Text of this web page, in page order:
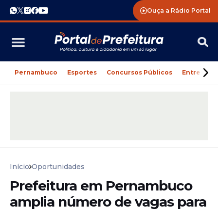
Ouça a Rádio Portal
Pernambuco Esportes Concursos Públicos
Início Oportunidades
Prefeitura em Pernambuco
amplia número de vagas para